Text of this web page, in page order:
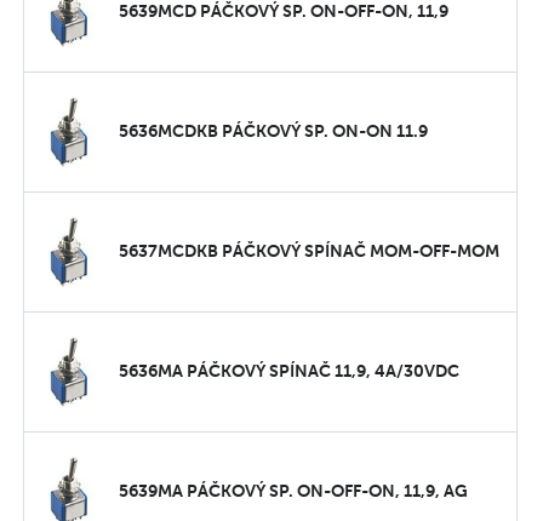
5639MCD PÁČKOVÝ SP. ON-OFF-ON, 11,9
5636MCDKB PÁČKOVÝ SP. ON-ON 11.9
5637MCDKB PÁČKOVÝ SPÍNAČ MOM-OFF-MOM
5636MA PÁČKOVÝ SPÍNAČ 11,9, 4A/30VDC
5639MA PÁČKOVÝ SP. ON-OFF-ON, 11,9, AG